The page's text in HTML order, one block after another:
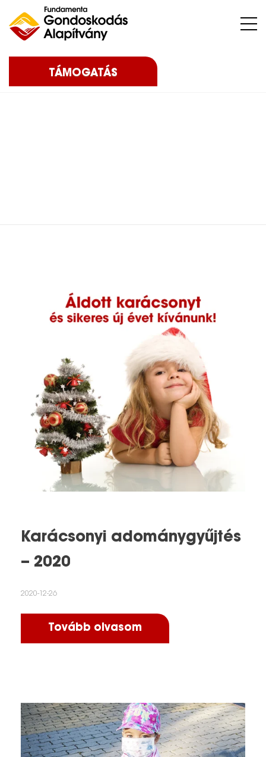
TÁMOGATÁS
Karácsonyi adománygyűjtés
– 2020
2020-12-26
Tovább olvasom